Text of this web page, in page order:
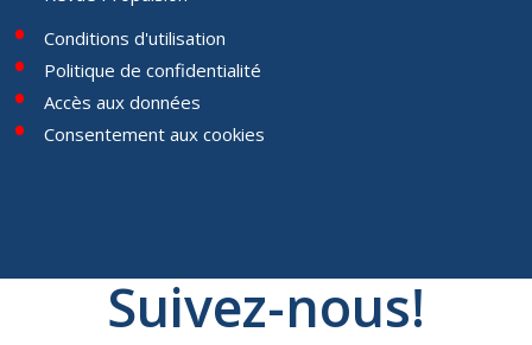
Conditions d'utilisation
Politique de confidentialité
Accès aux données
Consentement aux cookies
Suivez-nous!